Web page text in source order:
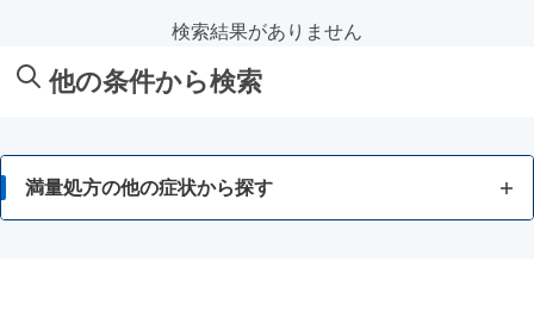
検索結果がありません
他の条件から検索
満量処方の他の症状から探す